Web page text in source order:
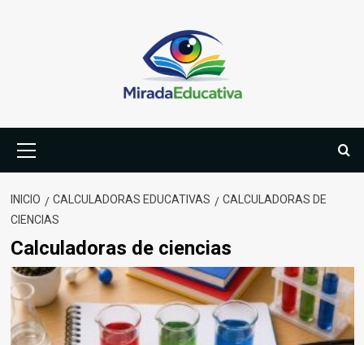
primario
INICIO CALCULADORAS EDUCATIVAS
CALCULADORAS DE
CIENCIAS
Calculadoras de ciencias